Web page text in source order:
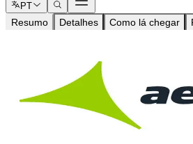
PT
Resumo Detalhes Como lá chegar